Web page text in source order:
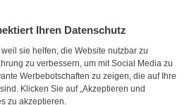
Ihren Datenschutz
sie helfen, die Website nutzbar zu
zu verbessern, um mit Social Media zu
Werbebotschaften zu zeigen, die auf Ihre
Klicken Sie auf „Akzeptieren und
zu akzeptieren.